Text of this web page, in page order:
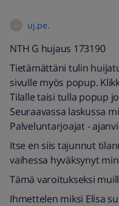
uj.pe.
NTH G hujaus 173190
Tietämättäni tulin
sivulle myös popup.
Tilalle taisi tulla popup
Seuraavassa laskussa
Palveluntarjoajat -
Itse en siis tajunnut
vaihessa hyväksynyt
Tämä varoitukseksi
Ihmettelen miksi Elisa